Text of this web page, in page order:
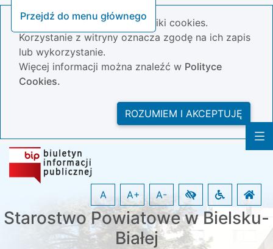
Przejdź do menu głównego
Nasza strona wykorzystuje pliki cookies.
Korzystanie z witryny oznacza zgodę na ich zapis
lub wykorzystanie.
Więcej informacji można znaleźć w Polityce
Cookies.
ROZUMIEM I AKCEPTUJĘ
Starostwo Powiatowe w Bielsku-
Białej
A A+ A-